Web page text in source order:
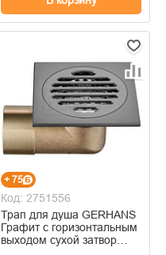
+ 75
Код: 2751556
Трап для душа GERHANS
Графит c горизонтальным
выходом сухой затвор